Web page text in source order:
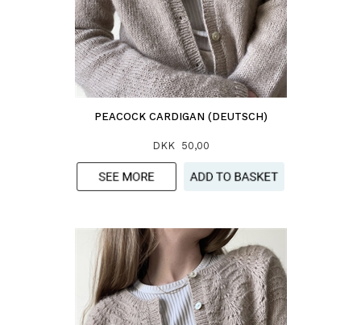
PEACOCK CARDIGAN (DEUTSCH)
DKK 50,00